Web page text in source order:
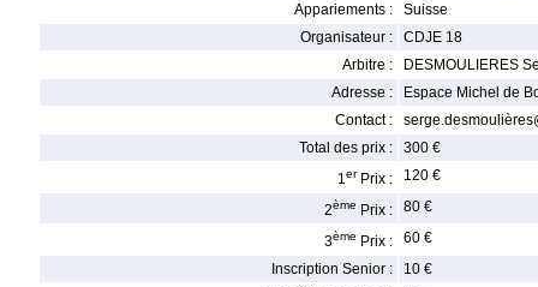
Appariements :
Suisse
Organisateur :
CDJE 18
Arbitre :
DESMOULIERES
Adresse :
Espace Michel de
Contact :
Total des prix :
300 €
1er Prix : 120 €
2ème Prix : 80 €
3ème Prix :
60 €
Inscription Senior :
10 €